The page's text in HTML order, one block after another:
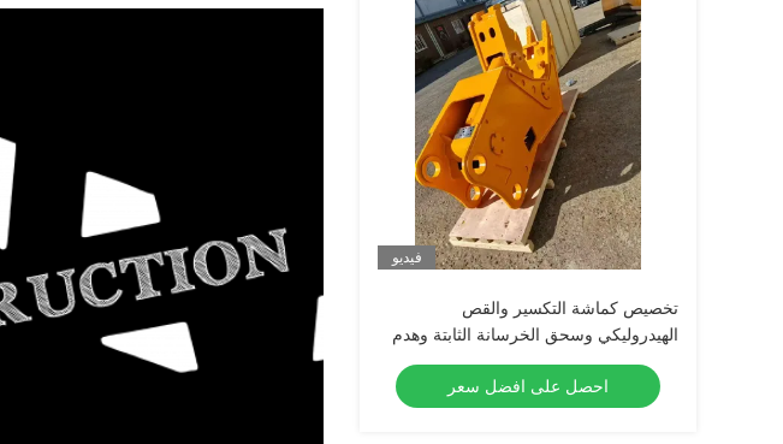
فيديو
تخصيص كماشة التكسير والقص
الهيدروليكي وسحق الخرسانة الثابتة وهدم
الطاحن للحفارة
احصل على افضل سعر